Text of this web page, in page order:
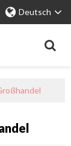
Deutsch